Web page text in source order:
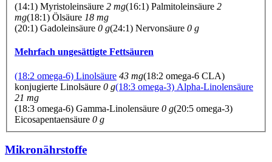
(14:1) Myristoleinsäure 2 mg(16:1) Palmitoleinsäure 2
mg(18:1) Ölsäure 18 mg
(20:1) Gadoleinsäure 0 g(24:1) Nervonsäure 0 g
Mehrfach ungesättigte Fettsäuren
(18:2 omega-6) Linolsäure 43 mg(18:2 omega-6 CLA)
konjugierte Linolsäure 0 g(18:3 omega-3) Alpha-Linolensäure
21 mg
(18:3 omega-6) Gamma-Linolensäure 0 g(20:5 omega-3)
Eicosapentaensäure 0 g
Mikronährstoffe